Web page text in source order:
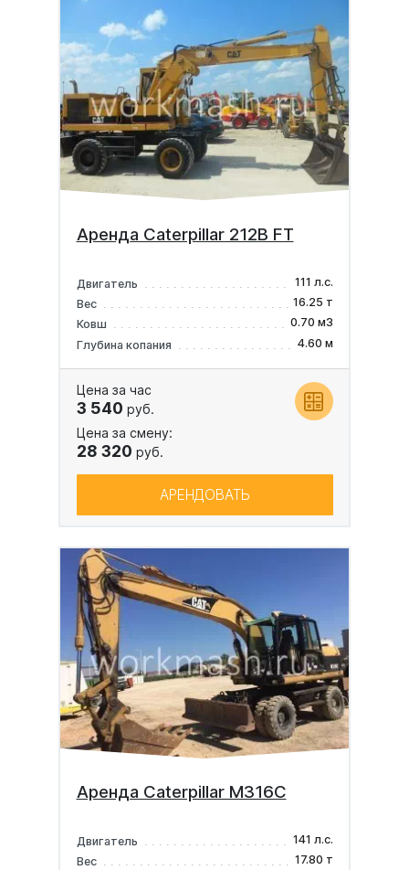
Аренда Caterpillar 212B FT
Двигатель
111 л.с.
Вес
16.25 т
Ковш
0.70 м3
Глубина копания
4.60 м
Цена за час
3 540 руб.
Цена за смену:
28 320 руб.
АРЕНДОВАТЬ
Аренда Caterpillar M316C
Двигатель
141 л.с.
Вес
17.80 т